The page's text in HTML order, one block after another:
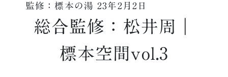
監修：標本の湯 23年2月2日
総合監修：松井周｜
標本空間vol.3